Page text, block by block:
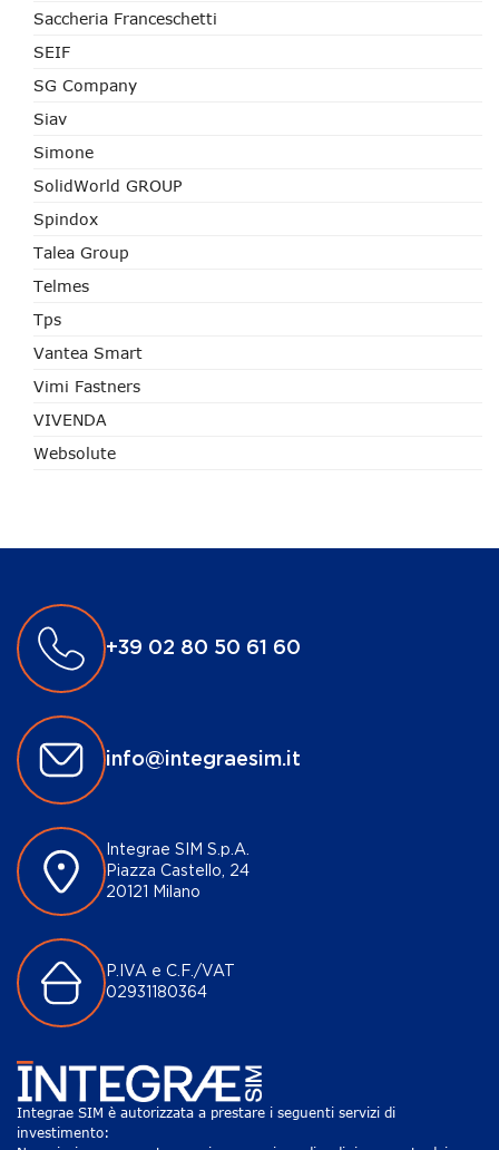
Saccheria Franceschetti
SEIF
SG Company
Siav
Simone
SolidWorld GROUP
Spindox
Talea Group
Telmes
Tps
Vantea Smart
Vimi Fastners
VIVENDA
Websolute
+39 02 80 50 61 60
info@integraesim.it
Integrae SIM S.p.A.
Piazza Castello, 24
20121 Milano
P.IVA e C.F./VAT
02931180364
Integrae SIM è autorizzata a prestare i seguenti servizi di
investimento: